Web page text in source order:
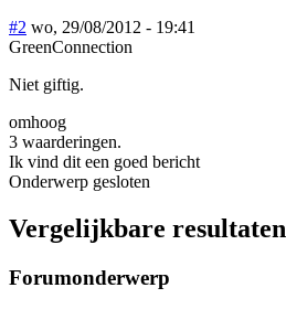
#2 wo, 29/08/2012 - 19:41
GreenConnection
Niet giftig.
omhoog
3 waarderingen.
Ik vind dit een goed bericht
Onderwerp gesloten
Vergelijkbare resultaten
Forumonderwerp